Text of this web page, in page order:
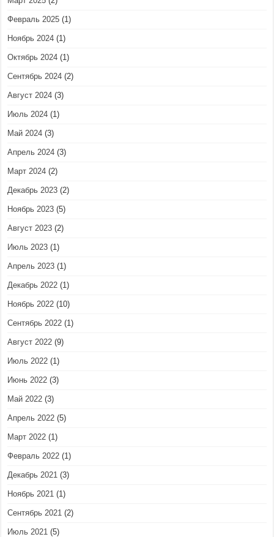
Февраль 2025 (1)
Ноябрь 2024 (1)
Октябрь 2024 (1)
Сентябрь 2024 (2)
Август 2024 (3)
Июль 2024 (1)
Май 2024 (3)
Апрель 2024 (3)
Март 2024 (2)
Декабрь 2023 (2)
Ноябрь 2023 (5)
Август 2023 (2)
Июль 2023 (1)
Апрель 2023 (1)
Декабрь 2022 (1)
Ноябрь 2022 (10)
Сентябрь 2022 (1)
Август 2022 (9)
Июль 2022 (1)
Июнь 2022 (3)
Май 2022 (3)
Апрель 2022 (5)
Март 2022 (1)
Февраль 2022 (1)
Декабрь 2021 (3)
Ноябрь 2021 (1)
Сентябрь 2021 (2)
Июль 2021 (5)